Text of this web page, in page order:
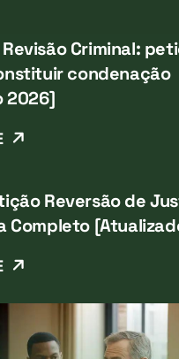
Criminal:
condenação
2026]
Reversão de
Completo